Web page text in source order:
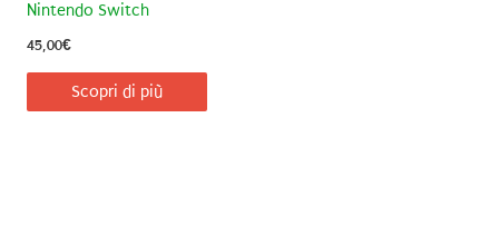
Nintendo Switch
45,00€
Scopri di più